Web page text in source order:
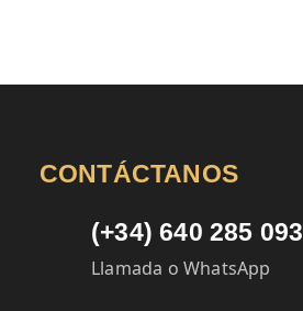
CONTÁCTANOS
(+34) 640 285 093
Llamada o WhatsApp